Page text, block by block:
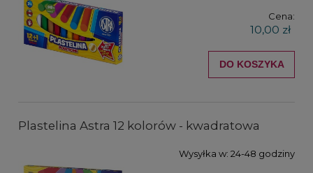
Cena:
10,00 zł
DO KOSZYKA
Plastelina Astra 12 kolorów - kwadratowa
Wysyłka w: 24-48 godziny